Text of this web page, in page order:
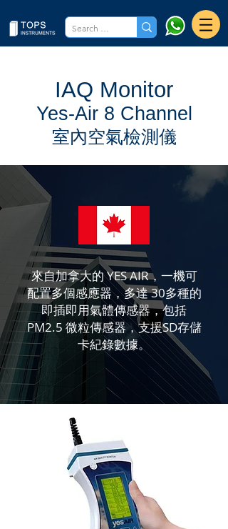
IAQ Monitor
Yes-Air 8 Channel
室內空氣檢測儀
來自加拿大的 YES AIR，一機可
配置多個感應器，多達 30多種的
即插即用氣體傳感器，包括
PM2.5 微粒傳感器，支援SD存儲
卡紀錄數據。